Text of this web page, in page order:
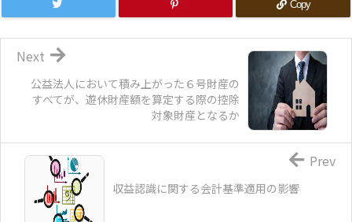
Copy
公益法人において積み上がった６号財産の
すべてが、遊休財産額を算定する際の控除
対象財産となるか
Next
収益認識に関する会計基準適用の影響
Prev